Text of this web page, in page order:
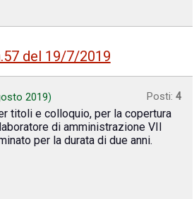
del 19/7/2019
2019) Posti: 4
titoli e colloquio, per la copertura
di amministrazione VII
per la durata di due anni.